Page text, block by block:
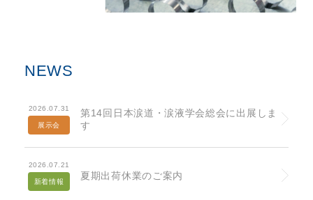
NEWS
2026.07.31
展示会
第14回日本涙道・涙液学会総会に出展しま
す
2026.07.21
新着情報
夏期出荷休業のご案内